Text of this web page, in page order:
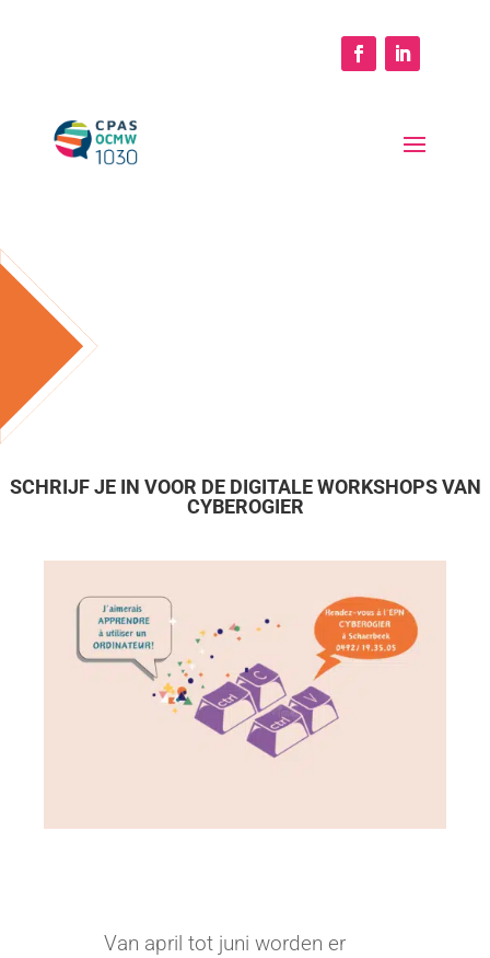
SCHRIJF JE IN VOOR DE DIGITALE WORKSHOPS VAN
CYBEROGIER
Van april tot juni worden er